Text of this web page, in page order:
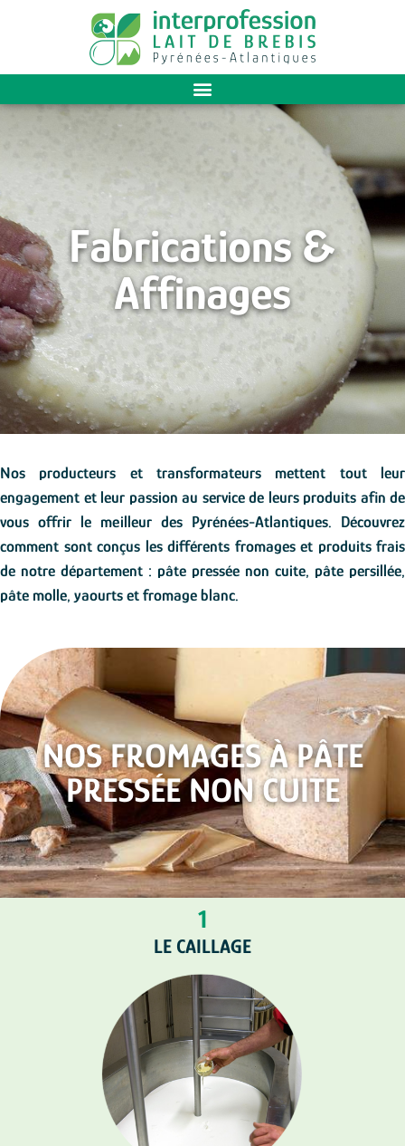
Fabrications &
Affinages
Nos producteurs et transformateurs mettent tout leur
engagement et leur passion au service de leurs produits afin de
vous offrir le meilleur des Pyrénées-Atlantiques. Découvrez
comment sont conçus les différents fromages et produits frais
de notre département : pâte pressée non cuite, pâte persillée,
pâte molle, yaourts et fromage blanc.
NOS FROMAGES À PÂTE
PRESSÉE NON CUITE
1
LE CAILLAGE